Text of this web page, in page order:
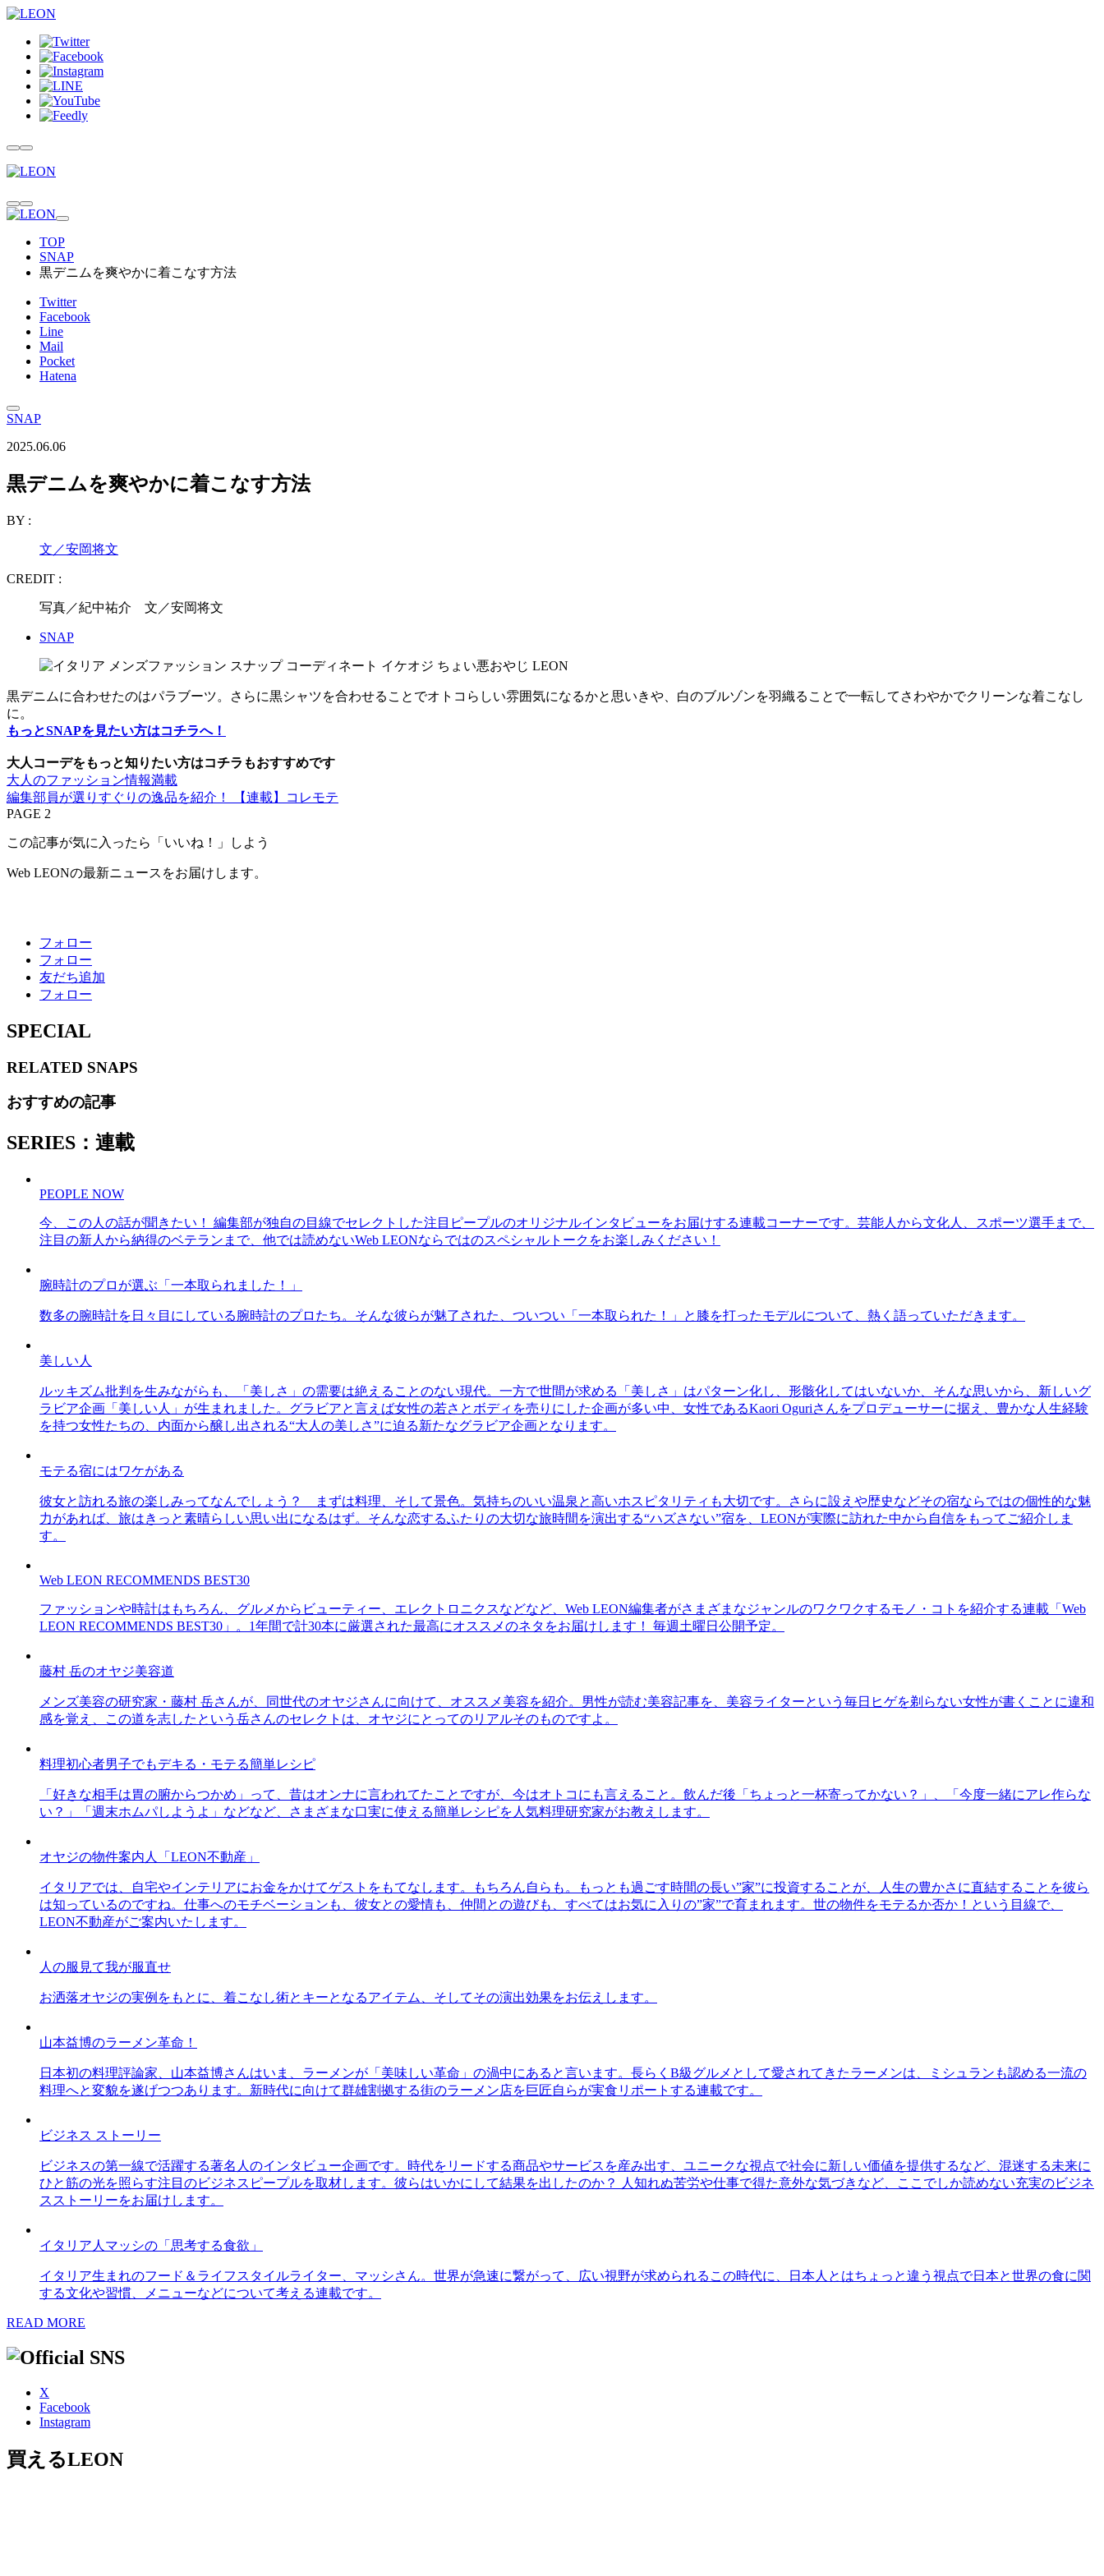
TOP
SNAP
黒デニムを爽やかに着こなす方法
Twitter
Facebook
Line
Mail
Pocket
Hatena
SNAP
2025.06.06
黒デニムを爽やかに着こなす方法
BY :
文／安岡将文
CREDIT :
写真／紀中祐介 文／安岡将文
SNAP
黒デニムに合わせたのはパラブーツ。さらに黒シャツを合わせることでオトコらしい雰囲気になるかと思いきや、白のブルゾンを羽織ることで一転してさわやかでクリーンな着こなし
に。
もっとSNAPを見たい方はコチラへ！
大人コーデをもっと知りたい方はコチラもおすすめです
大人のファッション情報満載
編集部員が選りすぐりの逸品を紹介！ 【連載】コレモテ
PAGE 2
この記事が気に入ったら「いいね！」しよう
Web LEONの最新ニュースをお届けします。
フォロー
フォロー
友だち追加
フォロー
SPECIAL
RELATED SNAPS
おすすめの記事
SERIES：連載
PEOPLE NOW
今、この人の話が聞きたい！ 編集部が独自の目線でセレクトした注目ピープルのオリジナルインタビューをお届けする連載コーナーです。芸能人から文化人、スポーツ選手まで、
注目の新人から納得のベテランまで、他では読めないWeb LEONならではのスペシャルトークをお楽しみください！
腕時計のプロが選ぶ「一本取られました！」
数多の腕時計を日々目にしている腕時計のプロたち。そんな彼らが魅了された、ついつい「一本取られた！」と膝を打ったモデルについて、熱く語っていただきます。
美しい人
ルッキズム批判を生みながらも、「美しさ」の需要は絶えることのない現代。一方で世間が求める「美しさ」はパターン化し、形骸化してはいないか、そんな思いから、新しいグ
ラビア企画「美しい人」が生まれました。グラビアと言えば女性の若さとボディを売りにした企画が多い中、女性であるKaori Oguriさんをプロデューサーに据え、豊かな人生経験
を持つ女性たちの、内面から醸し出される“大人の美しさ”に迫る新たなグラビア企画となります。
モテる宿にはワケがある
彼女と訪れる旅の楽しみってなんでしょう？ まずは料理、そして景色。気持ちのいい温泉と高いホスピタリティも大切です。さらに設えや歴史などその宿ならではの個性的な魅
力があれば、旅はきっと素晴らしい思い出になるはず。そんな恋するふたりの大切な旅時間を演出する“ハズさない”宿を、LEONが実際に訪れた中から自信をもってご紹介しま
す。
Web LEON RECOMMENDS BEST30
ファッションや時計はもちろん、グルメからビューティー、エレクトロニクスなどなど、Web LEON編集者がさまざまなジャンルのワクワクするモノ・コトを紹介する連載「Web
LEON RECOMMENDS BEST30」。1年間で計30本に厳選された最高にオススメのネタをお届けします！ 毎週土曜日公開予定。
藤村 岳のオヤジ美容道
メンズ美容の研究家・藤村 岳さんが、同世代のオヤジさんに向けて、オススメ美容を紹介。男性が読む美容記事を、美容ライターという毎日ヒゲを剃らない女性が書くことに違和
感を覚え、この道を志したという岳さんのセレクトは、オヤジにとってのリアルそのものですよ。
料理初心者男子でもデキる・モテる簡単レシピ
「好きな相手は胃の腑からつかめ」って、昔はオンナに言われてたことですが、今はオトコにも言えること。飲んだ後「ちょっと一杯寄ってかない？」、「今度一緒にアレ作らな
い？」「週末ホムパしようよ」などなど、さまざまな口実に使える簡単レシピを人気料理研究家がお教えします。
オヤジの物件案内人「LEON不動産」
イタリアでは、自宅やインテリアにお金をかけてゲストをもてなします。もちろん自らも。もっとも過ごす時間の長い”家”に投資することが、人生の豊かさに直結することを彼ら
は知っているのですね。仕事へのモチベーションも、彼女との愛情も、仲間との遊びも、すべてはお気に入りの”家”で育まれます。世の物件をモテるか否か！という目線で、
LEON不動産がご案内いたします。
人の服見て我が服直せ
お洒落オヤジの実例をもとに、着こなし術とキーとなるアイテム、そしてその演出効果をお伝えします。
山本益博のラーメン革命！
日本初の料理評論家、山本益博さんはいま、ラーメンが「美味しい革命」の渦中にあると言います。長らくB級グルメとして愛されてきたラーメンは、ミシュランも認める一流の
料理へと変貌を遂げつつあります。新時代に向けて群雄割拠する街のラーメン店を巨匠自らが実食リポートする連載です。
ビジネス ストーリー
ビジネスの第一線で活躍する著名人のインタビュー企画です。時代をリードする商品やサービスを産み出す、ユニークな視点で社会に新しい価値を提供するなど、混迷する未来に
ひと筋の光を照らす注目のビジネスピープルを取材します。彼らはいかにして結果を出したのか？ 人知れぬ苦労や仕事で得た意外な気づきなど、ここでしか読めない充実のビジネ
スストーリーをお届けします。
イタリア人マッシの「思考する食欲」
イタリア生まれのフード＆ライフスタイルライター、マッシさん。世界が急速に繋がって、広い視野が求められるこの時代に、日本人とはちょっと違う視点で日本と世界の食に関
する文化や習慣、メニューなどについて考える連載です。
READ MORE
X
Facebook
Instagram
買えるLEON